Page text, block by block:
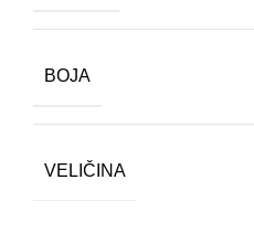
BOJA
VELIČINA